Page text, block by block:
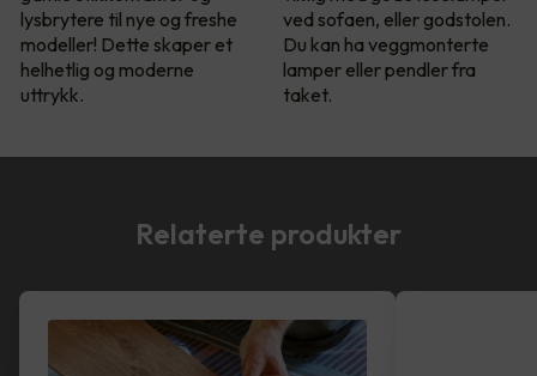
lysbrytere til nye og freshe
modeller! Dette skaper et
helhetlig og moderne
uttrykk.
ved sofaen, eller godstolen.
Du kan ha veggmonterte
lamper eller pendler fra
taket.
Relaterte produkter